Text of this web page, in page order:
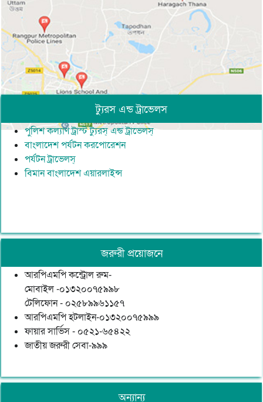
ট্যুরস এন্ড ট্রাভেলস
পুলিশ কল্যাণ ট্রাস্ট ট্যুরস্ এন্ড ট্রাভেলস্
বাংলাদেশ পর্যটন করপোরেশন
পর্যটন ট্রাভেলস্
বিমান বাংলাদেশ এয়ারলাইন্স
জরুরী প্রয়োজনে
আরপিএমপি কন্ট্রোল রুম-
মোবাইল -০১৩২০০৭৫৯৯৮
টেলিফোন - ০২৫৮৯৯৬১১৫৭
আরপিএমপি হটলাইন-০১৩২০০৭৫৯৯৯
ফায়ার সার্ভিস - ০৫২১-৬৫৪২২
জাতীয় জরুরী সেবা-৯৯৯
অন্যান্য